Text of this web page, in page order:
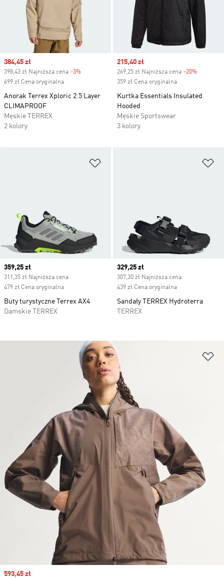
Sale price
384,45 zł
398,43 zł Najniższa cena -3%
699 zł Cena oryginalna
Anorak Terrex Xploric 2.5 Layer
CLIMAPROOF
Męskie TERREX
2 kolory
Sale price
215,40 zł
269,25 zł Najniższa cena -20%
359 zł Cena oryginalna
Kurtka Essentials Insulated
Hooded
Męskie Sportswear
3 kolory
Current price
359,25 zł
311,35 zł Najniższa cena
479 zł Cena oryginalna
Buty turystyczne Terrex AX4
Damskie TERREX
Current price
329,25 zł
307,30 zł Najniższa cena
439 zł Cena oryginalna
Sandały TERREX Hydroterra
TERREX
Sale price
593,45 zł